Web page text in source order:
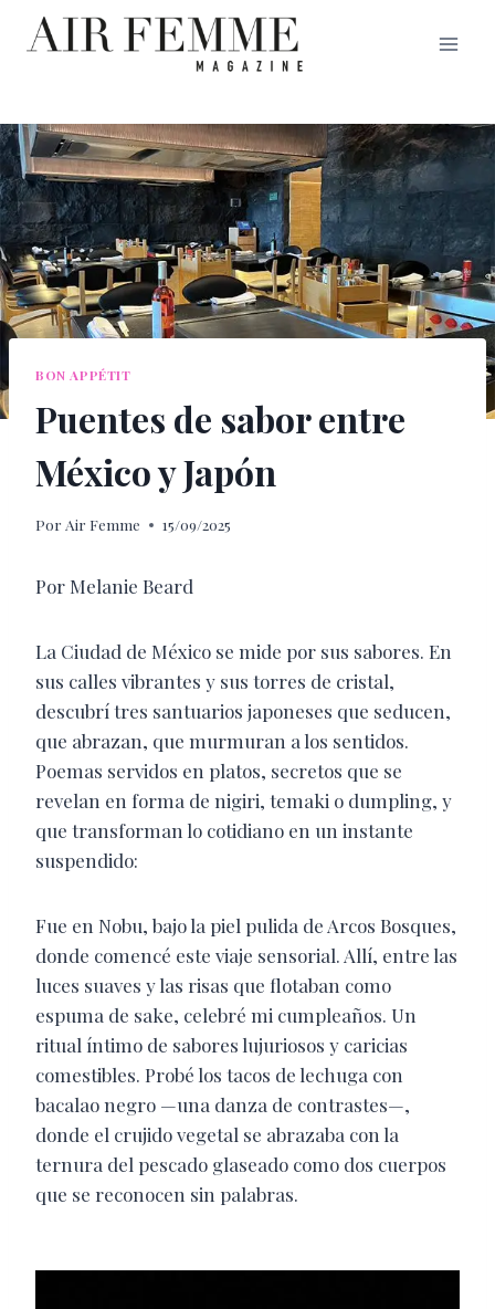
Saltar
BON APPÉTIT
Puentes de sabor entre
México y Japón
Por Air Femme 15/09/2025
Por Melanie Beard
La Ciudad de México se mide por sus sabores. En
sus calles vibrantes y sus torres de cristal,
descubrí tres santuarios japoneses que seducen,
que abrazan, que murmuran a los sentidos.
Poemas servidos en platos, secretos que se
revelan en forma de nigiri, temaki o dumpling, y
que transforman lo cotidiano en un instante
suspendido:
Fue en Nobu, bajo la piel pulida de Arcos Bosques,
donde comencé este viaje sensorial. Allí, entre las
luces suaves y las risas que flotaban como
espuma de sake, celebré mi cumpleaños. Un
ritual íntimo de sabores lujuriosos y caricias
comestibles. Probé los tacos de lechuga con
bacalao negro —una danza de contrastes—,
donde el crujido vegetal se abrazaba con la
ternura del pescado glaseado como dos cuerpos
que se reconocen sin palabras.